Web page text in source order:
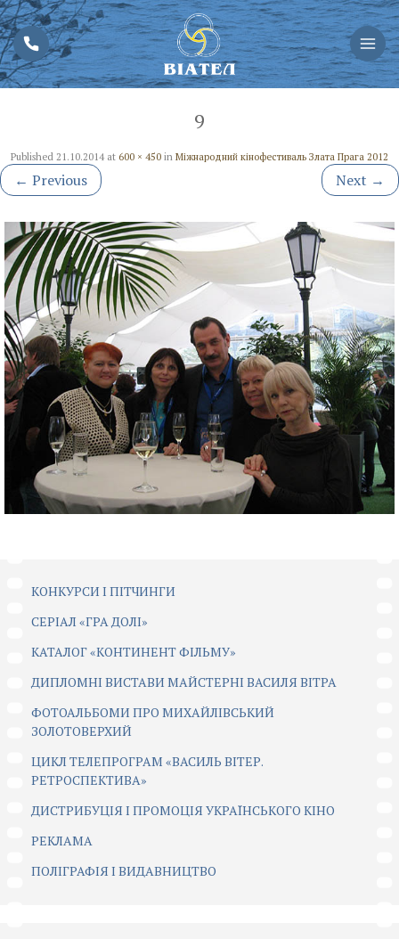
9
Published 21.10.2014at 600 × 450 in Міжнародний кінофестиваль Злата Прага 2012
← Previous Next →
КОНКУРСИ І ПІТЧИНГИ
CЕРІАЛ «ГРА ДОЛІ»
КАТАЛОГ «КОНТИНЕНТ ФІЛЬМУ»
ДИПЛОМНІ ВИСТАВИ МАЙСТЕРНІ ВАСИЛЯ ВІТРА
ФОТОАЛЬБОМИ ПРО МИХАЙЛІВСЬКИЙ
ЗОЛОТОВЕРХИЙ
ЦИКЛ ТЕЛЕПРОГРАМ «ВАСИЛЬ ВІТЕР.
РЕТРОСПЕКТИВА»
ДИСТРИБУЦІЯ І ПРОМОЦІЯ УКРАЇНСЬКОГО КІНО
РЕКЛАМА
ПОЛІГРАФІЯ І ВИДАВНИЦТВО